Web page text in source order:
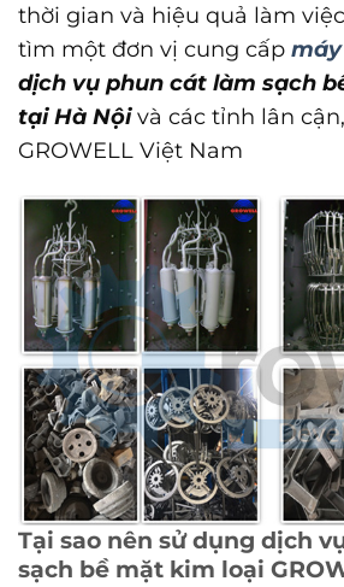
thời gian và hiệu quả làm
tìm một đơn vị cung cấp
dịch vụ phun cát làm sạch
tại Hà Nộivà các tỉnh lân
GROWELL Việt Nam
Tại sao nên sử dụng dịch
sạch bề mặt kim loại